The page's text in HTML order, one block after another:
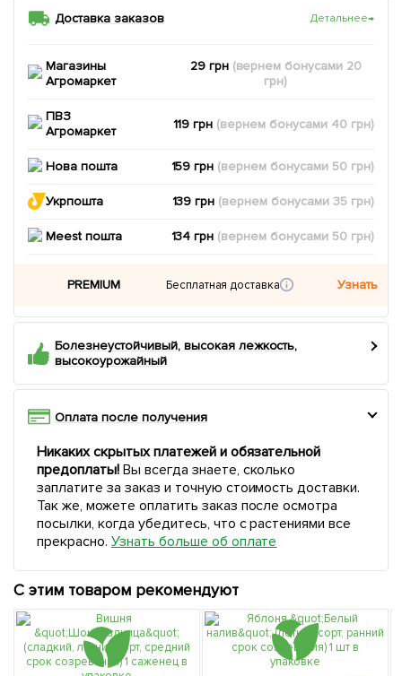
Доставка заказов Детальнее→
Магазины
Агромаркет
29 грн (вернем бонусами 20
грн)
ПВЗ
Агромаркет
119 грн (вернем бонусами 40 грн)
Нова пошта 159 грн (вернем бонусами 50 грн)
Укрпошта 139 грн (вернем бонусами35 грн)
Meest пошта 134 грн (вернем бонусами 50 грн)
PREMIUM Бесплатная доставка Узнать
Болезнеустойчивый, высокая лежкость,
высокоурожайный
Оплата после получения
Никаких скрытых платежей и обязательной
предоплаты!Вы всегда знаете, сколько
заплатите за заказ и точную стоимость доставки.
Так же, можете оплатить заказ после осмотра
посылки, когда убедитесь, что с растениями все
прекрасно. Узнать больше об оплате
С этим товаром рекомендуют